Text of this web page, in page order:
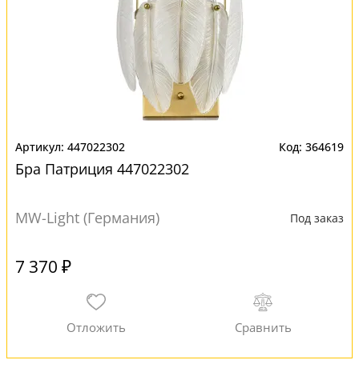
447022302 364619
Бра Патриция 447022302
MW-Light (Германия) Под заказ
7 370 ₽